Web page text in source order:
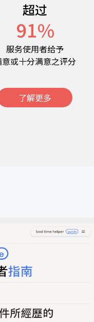
超过
91%
服务使用者给予
意或十分满意之评分
了解更多